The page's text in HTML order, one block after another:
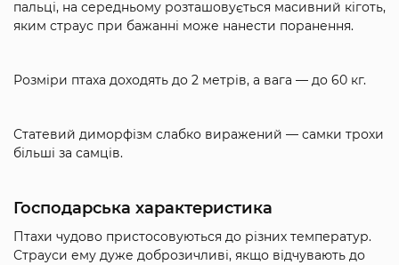
пальці, на середньому розташовується масивний кіготь,
яким страус при бажанні може нанести поранення.
Розміри птаха доходять до 2 метрів, а вага — до 60 кг.
Статевий диморфізм слабко виражений — самки трохи
більші за самців.
Господарська характеристика
Птахи чудово пристосовуються до різних температур.
Страуси ему дуже доброзичливі, якщо відчувають до